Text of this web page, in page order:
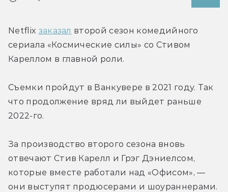
Netflix заказал второй сезон комедийного
сериала «Космические силы» со Стивом
Кареллом в главной роли.
Съемки пройдут в Ванкувере в 2021 году. Так
что продолжение вряд ли выйдет раньше
2022-го.
За производство второго сезона вновь
отвечают Стив Карелл и Грэг Дэниелсом,
которые вместе работали над «Офисом», —
они выступят продюсерами и шоураннерами.